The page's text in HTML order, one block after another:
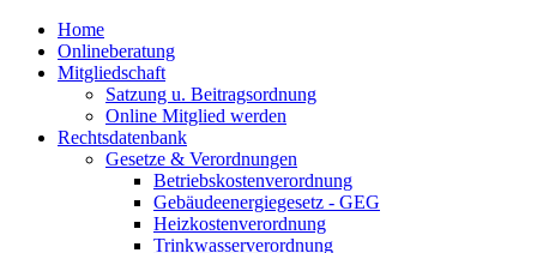
Home
Onlineberatung
Mitgliedschaft
Satzung u. Beitragsordnung
Online Mitglied werden
Rechtsdatenbank
Gesetze & Verordnungen
Betriebskostenverordnung
Gebäudeenergiegesetz - GEG
Heizkostenverordnung
Trinkwasserverordnung